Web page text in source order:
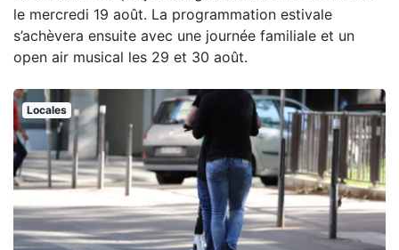
le mercredi 19 août. La programmation estivale
s’achèvera ensuite avec une journée familiale et un
open air musical les 29 et 30 août.
Locales